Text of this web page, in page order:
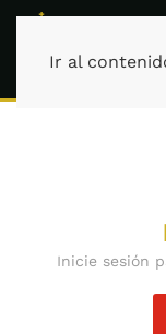
Ir al
Inicie sesión